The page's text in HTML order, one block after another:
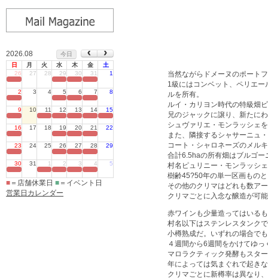
2026.08
今日
日
月 火 水 木 金
土
26
27 28 29 30 31 1
2 3 4 5 6 7 8
9 10 11 12 13 14 15
16 17 18 19 20 21 22
23 24 25 26 27 28 29
30 31 1 2 3 4 5
■ ＝店舗休業日 ■ ＝イベント日
営業日カレンダー
当然ながらドメーヌのポート
1級にはコンベット、ペリエ
ルを所有。
ルイ・カリヨン時代の特級畑
兄のジャックに譲り、新たに
シュヴァリエ・モンラッシェ
また、隣接するシャサーニュ
コート・シャロネーズのメル
合計6.5haの所有畑はブルゴ
村名ピュリニー・モンラッシ
樹齢45?50年の単一区画もの
その他のクリマはどれも数ア
クリマごとに入念な醸造が可
赤ワインも少量造ってはいる
村名以下はステンレスタンク
小樽熟成だ。いずれの場合で
４週間から6週間をかけてゆ
マロラクティック発酵もスタ
年によっては気まぐれで起き
クリマごとに新樽率は異なり